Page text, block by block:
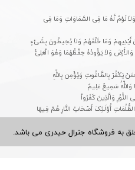
به فروشگاه جنرال حیدری می باشد.​​​​​​​
وَلاَ نَوْمٌ لَّهُ مَا فِی السَّمَاوَاتِ وَمَا فِی
أَیْدِیهِمْ وَمَا خَلْفَهُمْ وَلاَ یُحِیطُونَ بِشَیْءٍ
وَلاَ یَؤُودُهُ حِفْظُهُمَا وَهُوَ الْعَلِیُّ
یَکْفُرْ بِالطَّاغُوتِ وَیُؤْمِن بِاللّهِ
سَمِیعٌ عَلِیمٌ
النُّوُرِ وَالَّذِینَ کَفَرُواْ
أُوْلَئِکَ أَصْحَابُ النَّارِ هُمْ فِیهَا